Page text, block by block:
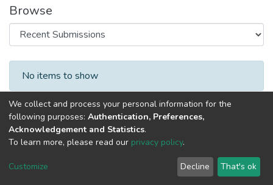
Browse
Recent Submissions
No items to show
DSpace software copyright © 2002-2026
Cookie
End User
Agreement
Send
Feedback
We collect and process your personal information for the
following purposes: Authentication, Preferences,
Acknowledgement and Statistics.
To learn more, please read our privacy policy.
Customize Decline That's ok